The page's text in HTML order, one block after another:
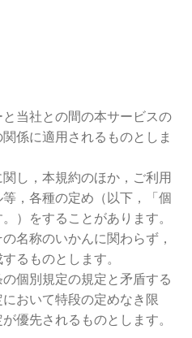
当社との間の本サービスの
係に適用されるものとしま
し，本規約のほか，ご利用
，各種の定め（以下，「個
）をすることがあります。
名称のいかんに関わらず，
るものとします。
個別規定の規定と矛盾する
おいて特段の定めなき限
優先されるものとします。